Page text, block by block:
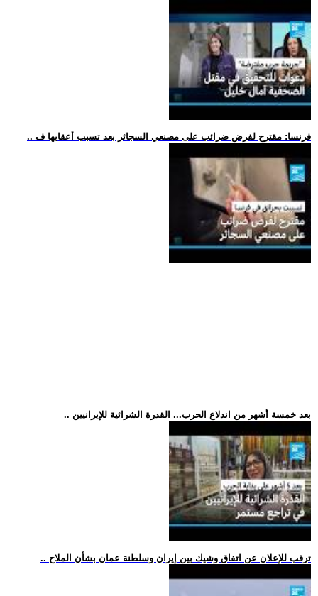
.. فرنسا: مقترح لفرض ضرائب على مصنعي السجائر بعد تسبب أعقابها ف
.. بعد خمسة أشهر من اندلاع الحرب... القدرة الشرائية للإيرانيين
.. ترقب للإعلان عن اتفاق وشيك بين إيران وسلطنة عمان بشأن الملاح